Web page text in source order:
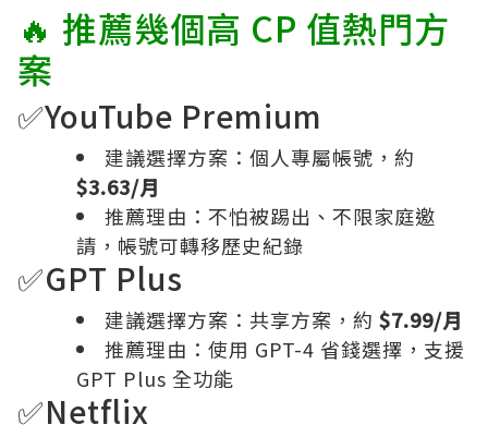
🔥 推薦幾個高 CP 值熱門方
案
✅YouTube Premium
建議選擇方案：個人專屬帳號，約
$3.63/月
推薦理由：不怕被踢出、不限家庭邀
請，帳號可轉移歷史紀錄
✅GPT Plus
建議選擇方案：共享方案，約 $7.99/月
推薦理由：使用 GPT-4 省錢選擇，支援
GPT Plus 全功能
✅Netflix